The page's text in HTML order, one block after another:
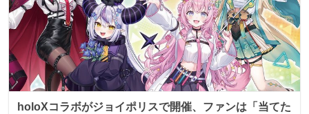
holoXコラボがジョイポリスで開催、ファンは「当てた